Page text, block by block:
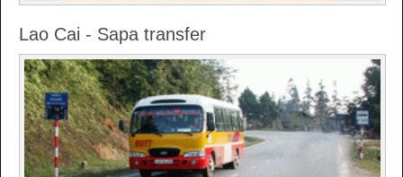
Lao Cai - Sapa transfer